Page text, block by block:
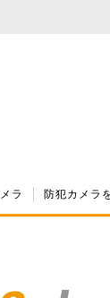
ラ 防犯カメラ